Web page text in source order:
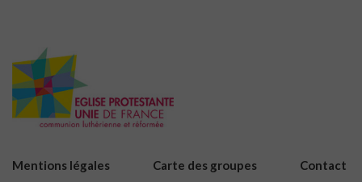
Mentions légales Carte des groupes Contact